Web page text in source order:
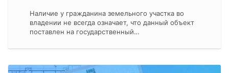
Наличие у гражданина земельного участка во
владении не всегда означает, что данный объект
поставлен на государственный…